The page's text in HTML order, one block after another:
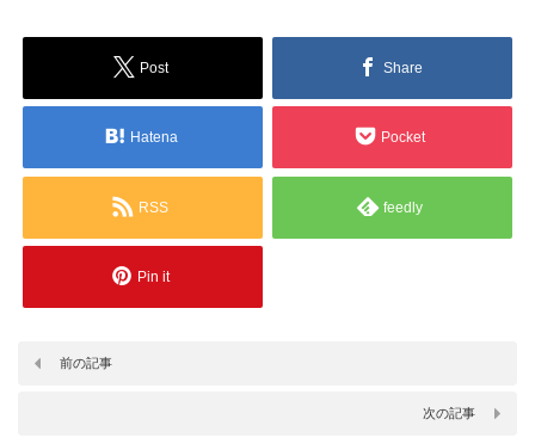
Post Share
Hatena Pocket
RSS feedly
Pin it
前の記事
次の記事